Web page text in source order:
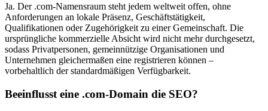
Ja. Der .com-Namensraum steht jedem weltweit offen, ohne
Anforderungen an lokale Präsenz, Geschäftstätigkeit,
Qualifikationen oder Zugehörigkeit zu einer Gemeinschaft. Die
ursprüngliche kommerzielle Absicht wird nicht mehr durchgesetzt,
sodass Privatpersonen, gemeinnützige Organisationen und
Unternehmen gleichermaßen eine registrieren können –
vorbehaltlich der standardmäßigen Verfügbarkeit.
Beeinflusst eine .com-Domain die SEO?